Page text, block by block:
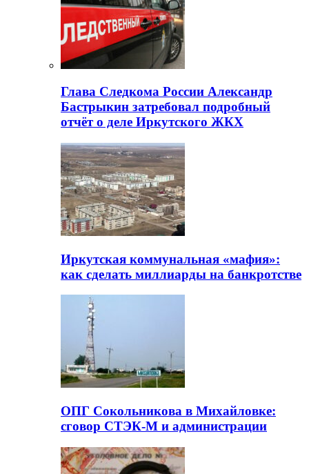
Глава Следкома России Александр
Бастрыкин затребовал подробный
отчёт о деле Иркутского ЖКХ
Иркутская коммунальная «мафия»:
как сделать миллиарды на банкротстве
ОПГ Сокольникова в Михайловке:
сговор СТЭК-М и администрации